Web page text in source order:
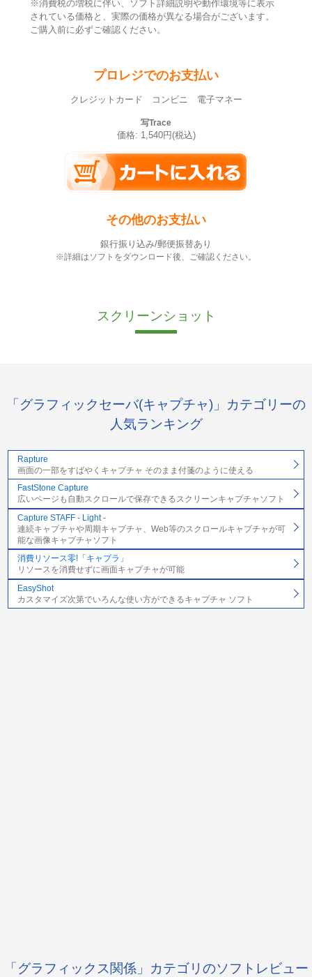
※消費税の増税に伴い、ソフト詳細説明や動作環境等に表示
されている価格と、実際の価格が異なる場合がございます。
ご購入前に必ずご確認ください。
プロレジでのお支払い
クレジットカード コンビニ 電子マネー
写Trace
価格: 1,540円(税込)
その他のお支払い
銀行振り込み/郵便振替あり
※詳細はソフトをダウンロード後、ご確認ください。
スクリーンショット
「グラフィックセーバ(キャプチャ)」カテゴリーの
人気ランキング
Rapture
画面の一部をすばやくキャプチャ そのまま付箋のように使える
FastStone Capture
広いページも自動スクロールで保存できるスクリーンキャプチャソフト
Capture STAFF - Light -
連続キャプチャや周期キャプチャ、Web等のスクロールキャプチャが可
能な画像キャプチャソフト
消費リソース零!「キャプラ」
リソースを消費せずに画面キャプチャが可能
EasyShot
カスタマイズ次第でいろんな使い方ができるキャプチャ ソフト
「グラフィックス関係」カテゴリのソフトレビュー